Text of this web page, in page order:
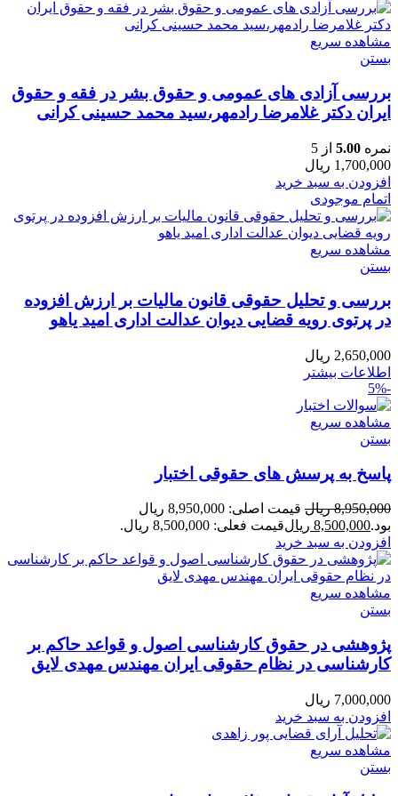
مشاهده سریع
بستن
بررسی آزادی های عمومی و حقوق بشر در فقه و حقوق
ایران دکتر غلامرضا رادمهر،سید محمد حسینی کرانی
نمره 5.00 از 5
1,700,000 ریال
افزودن به سبد خرید
اتمام موجودی
مشاهده سریع
بستن
بررسی و تحلیل حقوقی قانون مالیات بر ارزش افزوده
در پرتوی رویه قضایی دیوان عدالت اداری امید یاهو
2,650,000 ریال
اطلاعات بیشتر
-5%
مشاهده سریع
بستن
پاسخ به پرسش های حقوقی اختبار
8,950,000 ریال
قیمت اصلی: 8,950,000 ریال
بود.8,500,000 ریالقیمت فعلی: 8,500,000 ریال.
افزودن به سبد خرید
مشاهده سریع
بستن
پژوهشی در حقوق کارشناسی اصول و قواعد حاکم بر
کارشناسی در نظام حقوقی ایران مهندس مهدی لایق
7,000,000 ریال
افزودن به سبد خرید
مشاهده سریع
بستن